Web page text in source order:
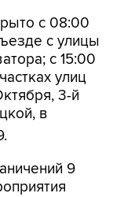
с 08:00
с улицы
с 15:00
улиц
3-й
в
9